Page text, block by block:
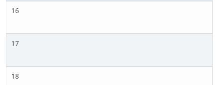
16
17
18